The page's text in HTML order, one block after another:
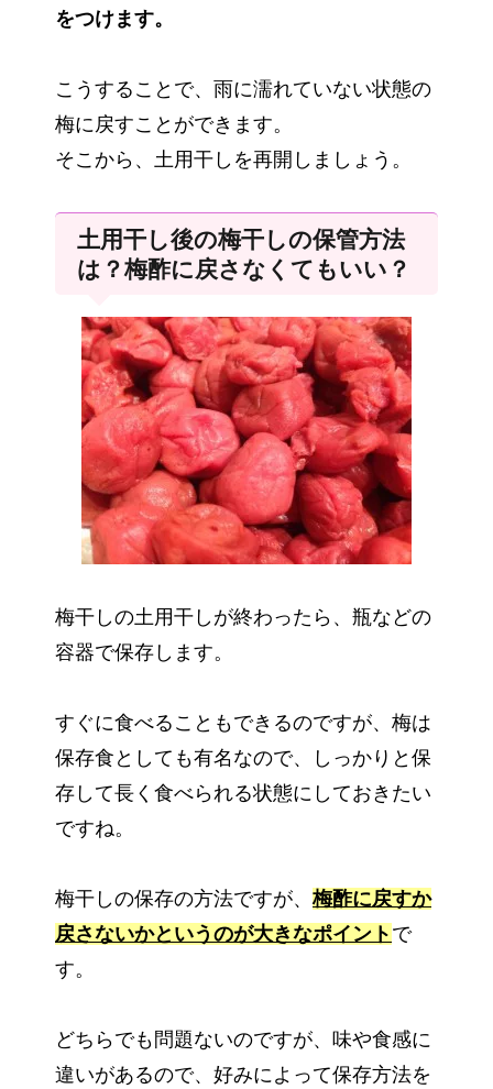
をつけます。
こうすることで、雨に濡れていない状態の
梅に戻すことができます。
そこから、土用干しを再開しましょう。
土用干し後の梅干しの保管方法
は？梅酢に戻さなくてもいい？
梅干しの土用干しが終わったら、瓶などの
容器で保存します。
すぐに食べることもできるのですが、梅は
保存食としても有名なので、しっかりと保
存して長く食べられる状態にしておきたい
ですね。
梅干しの保存の方法ですが、梅酢に戻すか
戻さないかというのが大きなポイント で
す。
どちらでも問題ないのですが、味や食感に
違いがあるので、好みによって保存方法を